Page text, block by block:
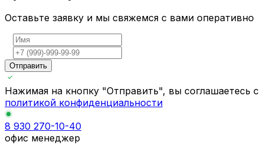
Оставьте заявку и мы свяжемся с вами оперативно
Отправить
Нажимая на кнопку "Отправить", вы соглашаетесь с
политикой конфиденциальности
8 930 270-10-40
офис менеджер